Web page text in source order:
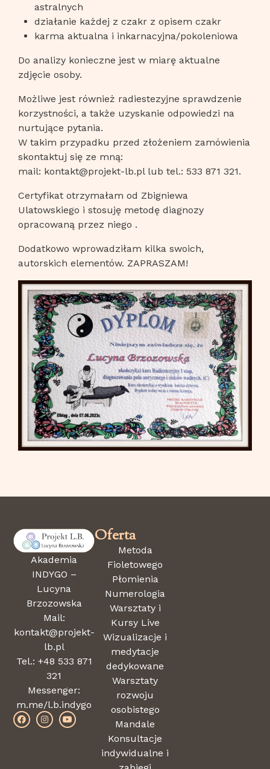
astralnych
działanie każdej z czakr z opisem czakr
karma aktualna i inkarnacyjna/pokoleniowa
Do analizy konieczne jest w miarę aktualne
zdjęcie osoby.
Możliwe jest również radiestezyjne sprawdzenie
korzystności, a także uzyskanie odpowiedzi na
nurtujące pytania.
W takim przypadku przed złożeniem zamówienia
skontaktuj się ze mną:
mail: kontakt@projekt-lb.pl lub tel.: 533 871 321.
Certyfikat otrzymałam od Zbigniewa
Ulatowskiego i stosuję metodę diagnozy
opracowaną przez niego .
Dodatkowo wprowadziłam kilka swoich,
autorskich elementów. ZAPRASZAM!
Akademia
INDYGO –
Lucyna
Brzozowska
Mail:
kontakt@projekt-
lb.pl
Tel.: +48 533 871
321
Messenger:
m.me/l.b.indygo
Oferta
Metoda
Fioletowego
Płomienia
Numerologia
Warsztaty i
Kursy Live
Wizualizacje i
medytacje
dedykowane
Warsztaty
rozwoju
osobistego
Mandale
Konsultacje
indywidualne i